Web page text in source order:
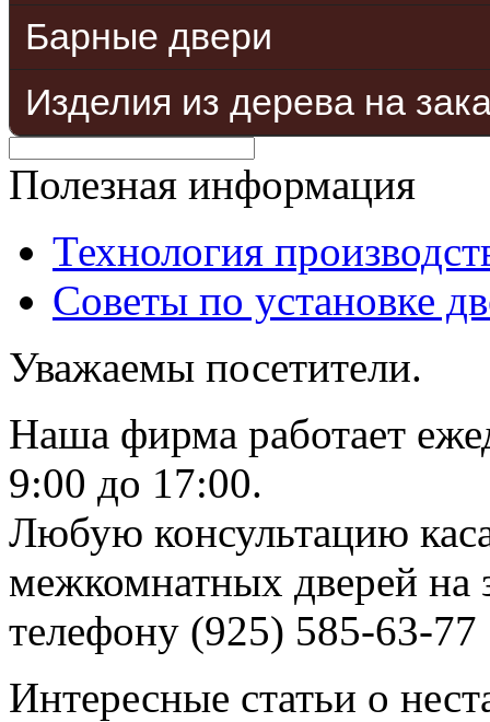
Барные двери
Изделия из дерева на
Полезная информация
Технология
Советы по установке
Уважаемы посетители.
Наша фирма работает
9:00 до 17:00.
Любую консультацию
межкомнатных дверей на
телефону (925) 585-63-77
Интересные статьи о